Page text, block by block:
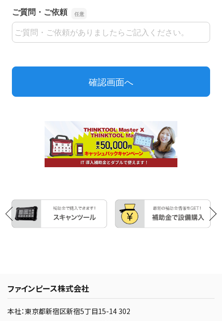
ファインピース株式会社
本社：東京都新宿区新宿5丁目15-14 302